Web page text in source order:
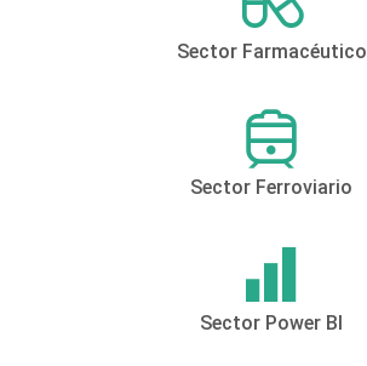
Sector Farmacéutico
Sector Ferroviario
Sector Power BI